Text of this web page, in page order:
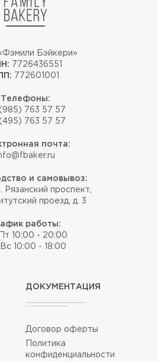
Бэйкери»
7726436551
772601001
Телефоны:
763 57 57
763 57 57
почта:
и самовывоз:
Рязанский проспект,
проезд, д. 3
работы:
10:00 - 20:00
10:00 - 18:00
ДОКУМЕНТАЦИЯ
Договор оферты
Политика
конфиденциальности